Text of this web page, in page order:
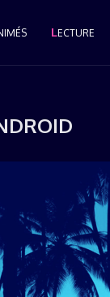
LECTURE